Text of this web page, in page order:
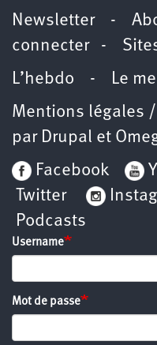
Newsletter-
connecter-
L’hebdo - Le
Mentions légales
par Drupal et
Facebook
Twitter
Podcasts
Username
Mot de passe